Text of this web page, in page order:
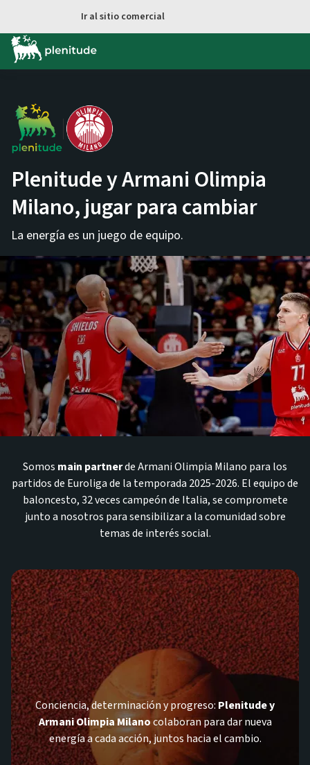
Ir al contenido principal
Ir al sitio comercial
Plenitude y Armani Olimpia
Milano, jugar para cambiar
La energía es un juego de equipo.
Somos main partnerde Armani Olimpia Milano para los
partidos de Euroliga de la temporada 2025-2026. El equipo de
baloncesto, 32 veces campeón de Italia, se compromete
junto a nosotros para sensibilizar a la comunidad sobre
temas de interés social.
Conciencia, determinación y progreso: Plenitude y
Armani Olimpia Milanocolaboran para dar nueva
energía a cada acción, juntos hacia el cambio.